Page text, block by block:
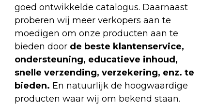
goed ontwikkelde catalogus. Daarnaast
proberen wij meer verkopers aan te
moedigen om onze producten aan te
bieden door de beste klantenservice,
ondersteuning, educatieve inhoud,
snelle verzending, verzekering, enz. te
bieden. En natuurlijk de hoogwaardige
producten waar wij om bekend staan.